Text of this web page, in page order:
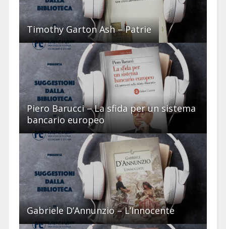
Timothy Garton Ash – Patrie
Piero Barucci – La sfida per un sistema
bancario europeo
Gabriele D’Annunzio – L’Innocente